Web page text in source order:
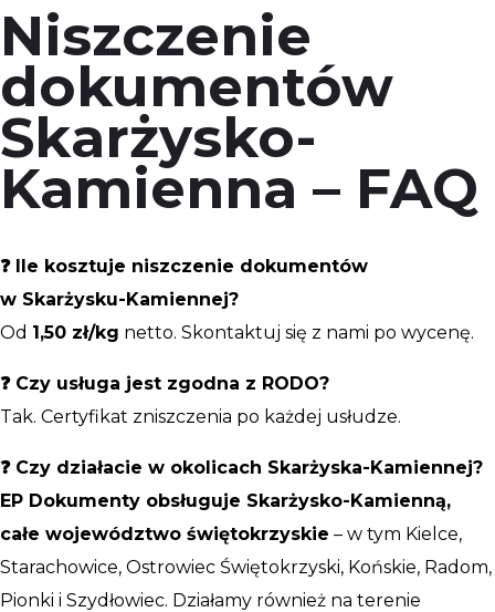
Niszczenie
dokumentów
Skarżysko-
Kamienna – FAQ
❓ Ile kosztuje niszczenie dokumentów
w Skarżysku-Kamiennej?
Od 1,50 zł/kg netto. Skontaktuj się z nami po wycenę.
❓ Czy usługa jest zgodna z RODO?
Tak. Certyfikat zniszczenia po każdej usłudze.
❓ Czy działacie w okolicach Skarżyska-Kamiennej?
EP Dokumenty obsługuje Skarżysko-Kamienną,
całe województwo świętokrzyskie – w tym Kielce,
Starachowice, Ostrowiec Świętokrzyski, Końskie, Radom,
Pionki i Szydłowiec. Działamy również na terenie